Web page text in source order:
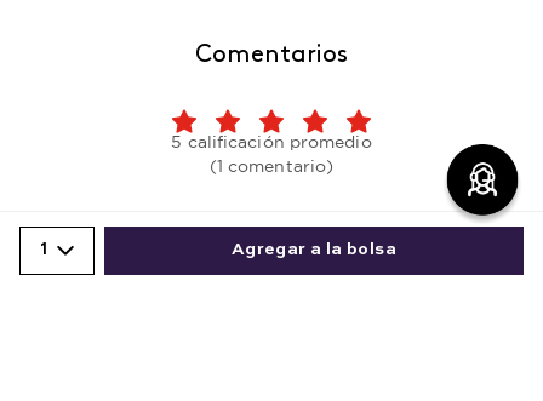
1 Agregar a la bolsa
Comentarios
5 calificación promedio
(1 comentario)
Por favor, inicia sesión para escribir un comentario.